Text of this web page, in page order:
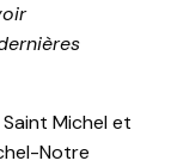
Michel et
Notre